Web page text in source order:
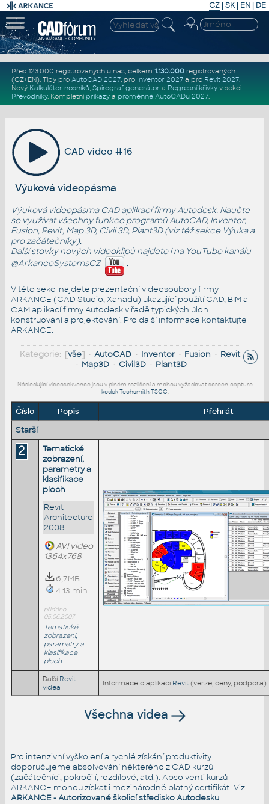
CZ | SK| EN | DE
Přes 123.000 registrovaných u nás, celkem 1.130.000registrovaných
(CZ+EN). Tipy pro AutoCAD 2027, pro Inventor 2027a pro Revit 2027.
Nový Kalkulátor nosníků, Spirograf generátor a Regresní křivkyv sekci
Převodníky. Kompletní příkazya proměnné AutoCADu 2027.
CAD video #16
Výuková videopásma
Výuková videopásma CAD aplikací firmy Autodesk. Naučte
se využívat všechny funkce programů AutoCAD, Inventor,
Fusion, Revit, Map 3D, Civil 3D, Plant3D (viz též sekce Výukaa
pro začátečníky).
Další stovky nových videoklipů najdete i na YouTube kanálu
@ArkanceSystemsCZ
.
V této sekci najdete prezentační videosoubory firmy
ARKANCE (CAD Studio, Xanadu) ukazující použítí CAD, BIM a
CAM aplikací firmy Autodesk v řadě typických úloh
konstruování a projektování. Pro další informace kontaktujte
ARKANCE.
Kategorie: [vše] •AutoCAD•Inventor•Fusion • Revit
• Map3D• Civil3D• Plant3D
Následující videosekvence jsou v plném rozlišení a mohou vyžadovat screen-capture
kodek Techsmith TSCC.
Číslo Popis
Přehrát
Starší
2
Tematické
zobrazení,
parametry a
klasifikace
ploch
Revit
Architecture
2008
AVI video
1364x768
6,7MB
4:13 min.
přidáno
05.06.2007
Tematické
zobrazení,
parametry a
klasifikace
ploch
Další Revit
videa
Informace o aplikaci Revit(verze, ceny, podpora)
Všechna videa
Pro intenzivní vyškolení a rychlé získání produktivity
doporučujeme absolvování některého z CAD kurzů
(začátečníci, pokročilí, rozdílové, atd.). Absolventi kurzů
ARKANCE mohou získat i mezinárodně platný certifikát. Viz
ARKANCE - Autorizované školicí středisko Autodesku.